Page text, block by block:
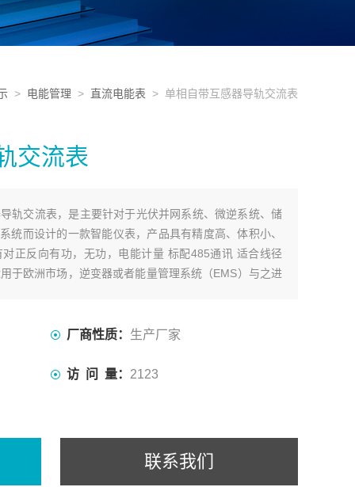
> 电能管理 > 直流电能表 > 单相自带互感器导轨交流表
交流表
轨交流表，是主要针对于光伏并网系统、微逆系统、储
统而设计的一款智能仪表，产品具有精度高、体积小、
正反向有功，无功，电能计量 标配485通讯 适合线径
于欧洲市场，逆变器或者能量管理系统（EMS）与之进
厂商性质： 生产厂家
访 问 量： 2123
联系我们